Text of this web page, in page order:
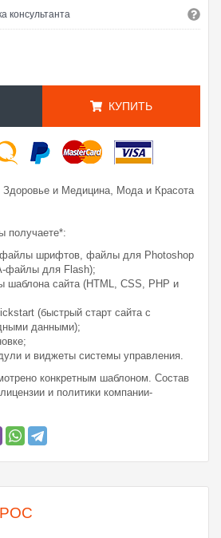
консультанта
КУПИТЬ
Здоровье и Медицина, Мода и Красота
получаете*:
шрифтов, файлы для Photoshop
файлы для Flash);
шаблона сайта (HTML, CSS, PHP и
(быстрый старт сайта с
данными);
и виджеты системы управления.
конкретным шаблоном. Состав
и политики компании-